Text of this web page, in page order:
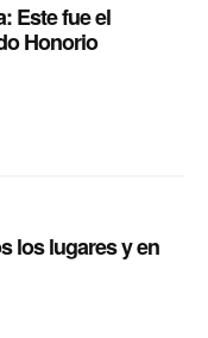
Este fue el
Honorio
los lugares y en